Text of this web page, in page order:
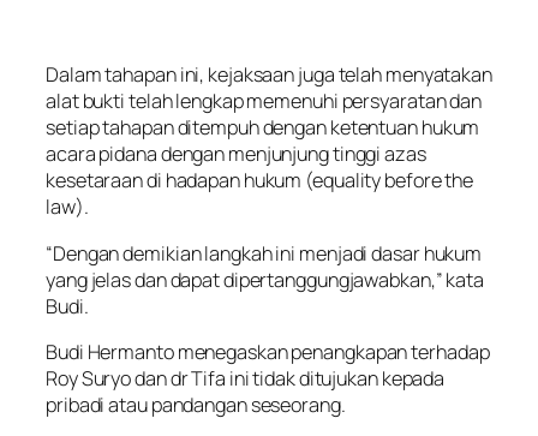
Dalam tahapan ini, kejaksaan juga telah menyatakan
alat bukti telah lengkap memenuhi persyaratan dan
setiap tahapan ditempuh dengan ketentuan hukum
acara pidana dengan menjunjung tinggi azas
kesetaraan di hadapan hukum (equality before the
law).
“Dengan demikian langkah ini menjadi dasar hukum
yang jelas dan dapat dipertanggungjawabkan,” kata
Budi.
Budi Hermanto menegaskan penangkapan terhadap
Roy Suryo dan dr Tifa ini tidak ditujukan kepada
pribadi atau pandangan seseorang.